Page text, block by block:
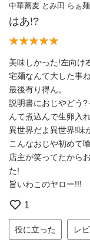
中華蕎麦 とみ田 らぁ
はあ!?
美味しかった!左向け
宅麺なんて大した事
最後有り得ん。
説明書におじやどう
んて煮込んで生卵入
異世界だよ異世界!味
こんなおじや初めて
店主が笑ってたから
た!
旨いわこのヤロー!!!
1
役に立った レ